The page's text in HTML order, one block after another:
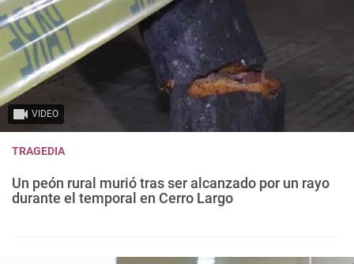
VIDEO
TRAGEDIA
Un peón rural murió tras ser alcanzado por un rayo
durante el temporal en Cerro Largo